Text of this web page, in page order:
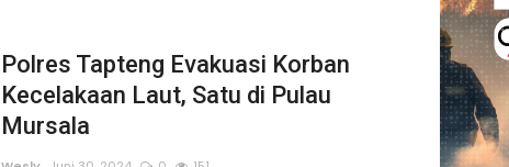
Polres Tapteng Evakuasi Korban
Kecelakaan Laut, Satu di Pulau
Mursala